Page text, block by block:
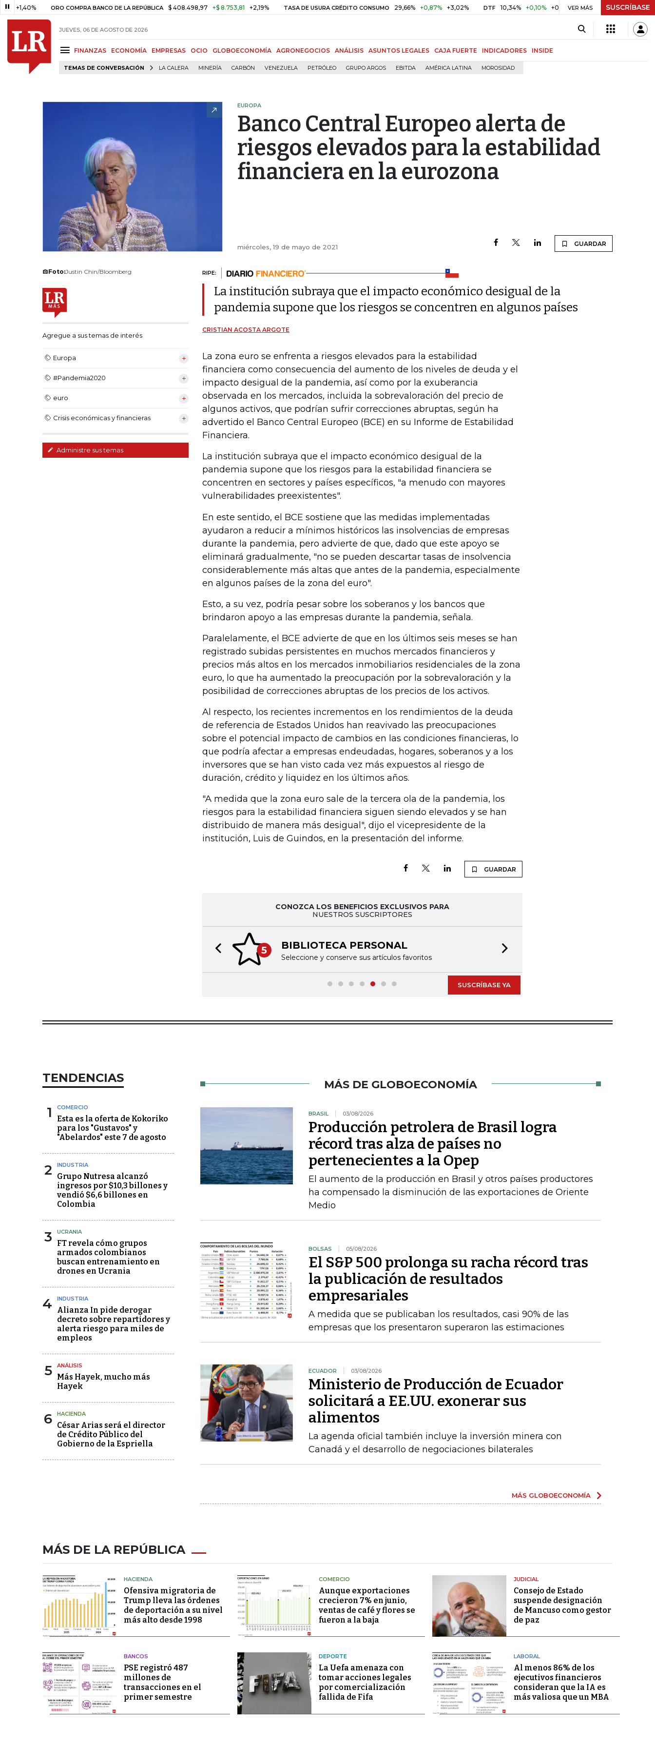
ORO COMPRA BANCO DE LA REPÚBLICA $ 408.498,97 +$ 8.753,81 +2,19% TASA DE USURA CRÉDITO CONSUMO 29,66% +0,87% +3,02% DTF 10,34% +0,10% +0,98% UVR $ 416,91 +$ 0,05 +0,01%
VER MÁS SUSCRÍBASE
JUEVES, 06 DE AGOSTO DE 2026
FINANZAS ECONOMÍA EMPRESAS OCIO GLOBOECONOMÍA AGRONEGOCIOS ANÁLISIS ASUNTOS LEGALES CAJA FUERTE INDICADORES INSIDE
TEMAS DE CONVERSACIÓN LA CALERA MINERÍA CARBÓN VENEZUELA PETRÓLEO GRUPO ARGOS EBITDA AMÉRICA LATINA MOROSIDAD
EUROPA
Banco Central Europeo alerta de
riesgos elevados para la estabilidad
financiera en la eurozona
miércoles, 19 de mayo de 2021 GUARDAR
Foto:Justin Chin/Bloomberg
Agregue a sus temas de interés
Europa
#Pandemia2020
euro
Crisis económicas y financieras
Administre sus temas
RIPE:
La institución subraya que el impacto económico desigual de la
pandemia supone que los riesgos se concentren en algunos países
CRISTIAN ACOSTA ARGOTE
La zona euro se enfrenta a riesgos elevados para la estabilidad
financiera como consecuencia del aumento de los niveles de deuda y el
impacto desigual de la pandemia, así como por la exuberancia
observada en los mercados, incluida la sobrevaloración del precio de
algunos activos, que podrían sufrir correcciones abruptas, según ha
advertido el Banco Central Europeo (BCE) en su Informe de Estabilidad
Financiera.
La institución subraya que el impacto económico desigual de la
pandemia supone que los riesgos para la estabilidad financiera se
concentren en sectores y países específicos, "a menudo con mayores
vulnerabilidades preexistentes".
En este sentido, el BCE sostiene que las medidas implementadas
ayudaron a reducir a mínimos históricos las insolvencias de empresas
durante la pandemia, pero advierte de que, dado que este apoyo se
eliminará gradualmente, "no se pueden descartar tasas de insolvencia
considerablemente más altas que antes de la pandemia, especialmente
en algunos países de la zona del euro".
Esto, a su vez, podría pesar sobre los soberanos y los bancos que
brindaron apoyo a las empresas durante la pandemia, señala.
Paralelamente, el BCE advierte de que en los últimos seis meses se han
registrado subidas persistentes en muchos mercados financieros y
precios más altos en los mercados inmobiliarios residenciales de la zona
euro, lo que ha aumentado la preocupación por la sobrevaloración y la
posibilidad de correcciones abruptas de los precios de los activos.
Al respecto, los recientes incrementos en los rendimientos de la deuda
de referencia de Estados Unidos han reavivado las preocupaciones
sobre el potencial impacto de cambios en las condiciones financieras, lo
que podría afectar a empresas endeudadas, hogares, soberanos y a los
inversores que se han visto cada vez más expuestos al riesgo de
duración, crédito y liquidez en los últimos años.
"A medida que la zona euro sale de la tercera ola de la pandemia, los
riesgos para la estabilidad financiera siguen siendo elevados y se han
distribuido de manera más desigual", dijo el vicepresidente de la
institución, Luis de Guindos, en la presentación del informe.
GUARDAR
CONOZCA LOS BENEFICIOS EXCLUSIVOS PARA
NUESTROS SUSCRIPTORES
5 BIBLIOTECA PERSONAL
Seleccione y conserve sus artículos favoritos
Previous slide
SUSCRÍBASE YA
TENDENCIAS
1 COMERCIO
Esta es la oferta de Kokoriko
para los "Gustavos" y
"Abelardos" este 7 de agosto
2 INDUSTRIA
Grupo Nutresa alcanzó
ingresos por $10,3 billones y
vendió $6,6 billones en
Colombia
3 UCRANIA
FT revela cómo grupos
armados colombianos
buscan entrenamiento en
drones en Ucrania
4 INDUSTRIA
Alianza In pide derogar
decreto sobre repartidores y
alerta riesgo para miles de
empleos
5 ANÁLISIS
Más Hayek, mucho más
Hayek
6 HACIENDA
César Arias será el director
de Crédito Público del
Gobierno de la Espriella
MÁS DE GLOBOECONOMÍA
BRASIL 03/08/2026
Producción petrolera de Brasil logra
récord tras alza de países no
pertenecientes a la Opep
El aumento de la producción en Brasil y otros países productores
ha compensado la disminución de las exportaciones de Oriente
Medio
BOLSAS 05/08/2026
El S&P 500 prolonga su racha récord tras
la publicación de resultados
empresariales
A medida que se publicaban los resultados, casi 90% de las
empresas que los presentaron superaron las estimaciones
ECUADOR 03/08/2026
Ministerio de Producción de Ecuador
solicitará a EE.UU. exonerar sus
alimentos
La agenda oficial también incluye la inversión minera con
Canadá y el desarrollo de negociaciones bilaterales
MÁS GLOBOECONOMÍA
MÁS DE LA REPÚBLICA
HACIENDA
Ofensiva migratoria de
Trump lleva las órdenes
de deportación a su nivel
más alto desde 1998
COMERCIO
Aunque exportaciones
crecieron 7% en junio,
ventas de café y flores se
fueron a la baja
JUDICIAL
Consejo de Estado
suspende designación
de Mancuso como gestor
de paz
BANCOS
PSE registró 487
millones de
transacciones en el
primer semestre
DEPORTE
La Uefa amenaza con
tomar acciones legales
por comercialización
fallida de Fifa
LABORAL
Al menos 86% de los
ejecutivos financieros
consideran que la IA es
más valiosa que un MBA